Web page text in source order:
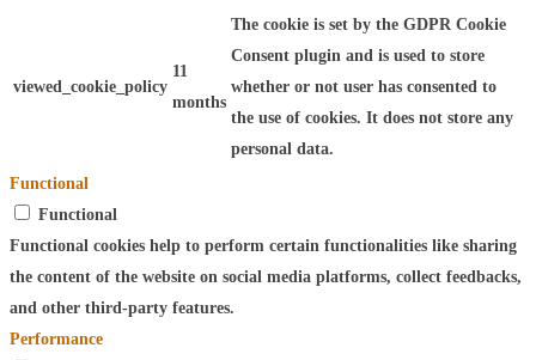
viewed_cookie_policy
11
months
The cookie is set by the GDPR Cookie
Consent plugin and is used to store
whether or not user has consented to
the use of cookies. It does not store any
personal data.
Functional
Functional
Functional cookies help to perform certain functionalities like sharing
the content of the website on social media platforms, collect feedbacks,
and other third-party features.
Performance